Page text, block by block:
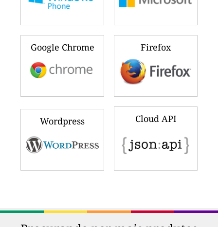
Google Chrome Firefox
Wordpress Cloud API